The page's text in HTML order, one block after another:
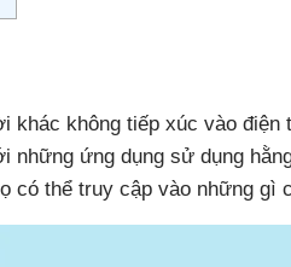
khác không tiếp xúc vào điện
ứng dụng sử dụng
có thể truy cập vào những gì